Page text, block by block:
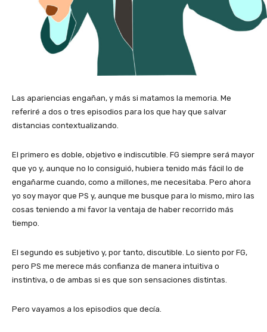
Las apariencias engañan, y más si matamos la memoria. Me
referiré a dos o tres episodios para los que hay que salvar
distancias contextualizando.
El primero es doble, objetivo e indiscutible. FG siempre será mayor
que yo y, aunque no lo consiguió, hubiera tenido más fácil lo de
engañarme cuando, como a millones, me necesitaba. Pero ahora
yo soy mayor que PS y, aunque me busque para lo mismo, miro las
cosas teniendo a mi favor la ventaja de haber recorrido más
tiempo.
El segundo es subjetivo y, por tanto, discutible. Lo siento por FG,
pero PS me merece más confianza de manera intuitiva o
instintiva, o de ambas si es que son sensaciones distintas.
Pero vayamos a los episodios que decía.